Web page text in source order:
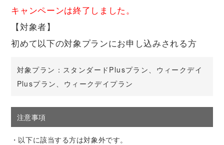
キャンペーンは終了しました。
【対象者】
初めて以下の対象プランにお申し込みされる方
対象プラン：スタンダードPlusプラン、ウィークデイ
Plusプラン、ウィークデイプラン
注意事項
・ 以下に該当する方は対象外です。